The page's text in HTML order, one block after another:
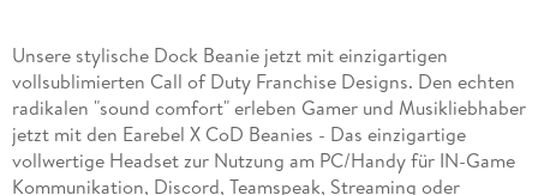
Unsere stylische Dock Beanie jetzt mit einzigartigen
vollsublimierten Call of Duty Franchise Designs. Den echten
radikalen "sound comfort" erleben Gamer und Musikliebhaber
jetzt mit den Earebel X CoD Beanies - Das einzigartige
vollwertige Headset zur Nutzung am PC/Handy für IN-Game
Kommunikation, Discord, Teamspeak, Streaming oder